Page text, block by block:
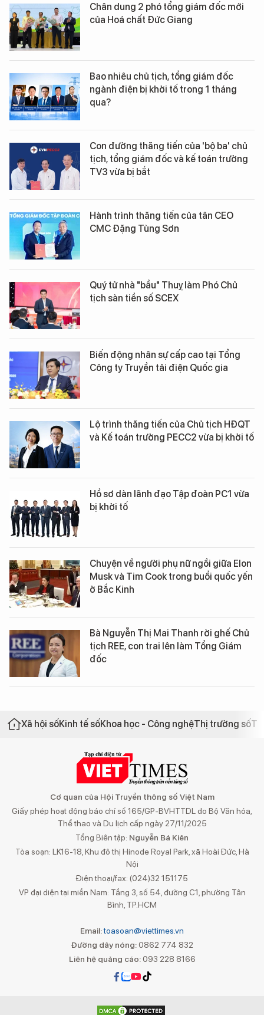
Chân dung 2 phó tổng giám đốc mới
của Hoá chất Đức Giang
Bao nhiêu chủ tịch, tổng giám đốc
ngành điện bị khởi tố trong 1 tháng
qua?
Con đường thăng tiến của 'bộ ba' chủ
tịch, tổng giám đốc và kế toán trưởng
TV3 vừa bị bắt
Hành trình thăng tiến của tân CEO
CMC Đặng Tùng Sơn
Quý tử nhà "bầu" Thuỵ làm Phó Chủ
tịch sàn tiền số SCEX
Biến động nhân sự cấp cao tại Tổng
Công ty Truyền tải điện Quốc gia
Lộ trình thăng tiến của Chủ tịch HĐQT
và Kế toán trưởng PECC2 vừa bị khởi tố
Hồ sơ dàn lãnh đạo Tập đoàn PC1 vừa
bị khởi tố
Chuyện về người phụ nữ ngồi giữa Elon
Musk và Tim Cook trong buổi quốc yến
ở Bắc Kinh
Bà Nguyễn Thị Mai Thanh rời ghế Chủ
tịch REE, con trai lên làm Tổng Giám
đốc
Xã hội sốKinh tế sốKhoa học - Công nghệThị trường số
Cơ quan của Hội Truyền thông số Việt Nam
Giấy phép hoạt động báo chí số 165/GP-BVHTTDL do Bộ Văn hóa,
Thể thao và Du lịch cấp ngày 27/11/2025
Tổng Biên tập: Nguyễn Bá Kiên
Tòa soạn: LK16-18, Khu đô thị Hinode Royal Park, xã Hoài Đức, Hà
Nội
Điện thoại/fax: (024)32 151175
VP đại diện tại miền Nam: Tầng 3, số 54, đường C1, phường Tân
Bình, TP.HCM
Email:toasoan@viettimes.vn
Đường dây nóng: 0862 774 832
Liên hệ quảng cáo:093 228 8166